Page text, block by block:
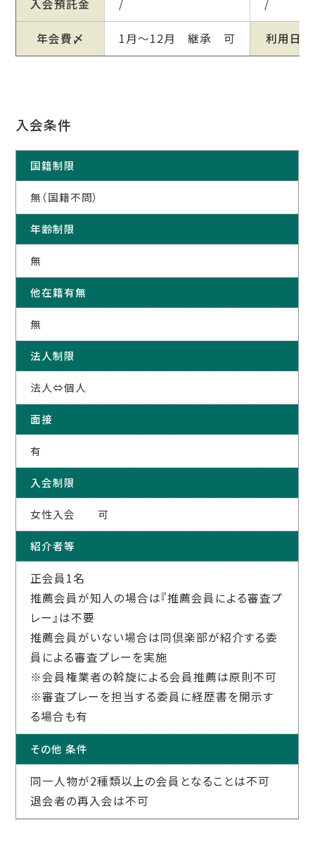
入会預託金 / /
年会費〆 1月～12月 継承 可 利用日
入会条件
国籍制限
無（国籍不問）
年齢制限
無
他在籍有無
無
法人制限
法人⇔個人
面接
有
入会制限
女性入会 可
紹介者等
正会員1名
推薦会員が知人の場合は『推薦会員による審査プ
レー』は不要
推薦会員がいない場合は同倶楽部が紹介する委
員による審査プレーを実施
※会員権業者の斡旋による会員推薦は原則不可
※審査プレーを担当する委員に経歴書を開示す
る場合も有
その他 条件
同一人物が2種類以上の会員となることは不可
退会者の再入会は不可